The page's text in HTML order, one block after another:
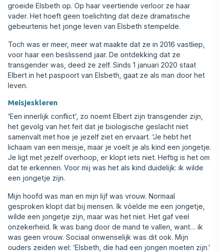
groeide Elsbeth op. Op haar veertiende verloor ze haar
vader. Het hoeft geen toelichting dat deze dramatische
gebeurtenis het jonge leven van Elsbeth stempelde.
Toch was er meer, meer wat maakte dat ze in 2016 vastliep,
voor haar een beslissend jaar. De ontdekking dat ze
transgender was, deed ze zelf. Sinds 1 januari 2020 staat
Elbert in het paspoort van Elsbeth, gaat ze als man door het
leven.
Meisjeskleren
‘Een innerlijk conflict’, zo noemt Elbert zijn transgender zijn,
het gevolg van het feit dat je biologische geslacht niet
samenvalt met hoe je jezelf ziet en ervaart. ‘Je hebt het
lichaam van een meisje, maar je voelt je als kind een jongetje.
Je ligt met jezelf overhoop, er klopt iets niet. Heftig is het om
dat te erkennen. Voor mij was het als kind duidelijk: ik wilde
een jongetje zijn.
Mijn hoofd was man en mijn lijf was vrouw. Normaal
gesproken klopt dat bij mensen. Ik vóelde me een jongetje,
wílde een jongetje zijn, maar was het niet. Het gaf veel
onzekerheid. Ik was bang door de mand te vallen, want… ik
was geen vrouw. Sociaal onwenselijk was dit ook. Mijn
ouders zeiden wel: ‘Elsbeth, díe had een jongen moeten zijn.’